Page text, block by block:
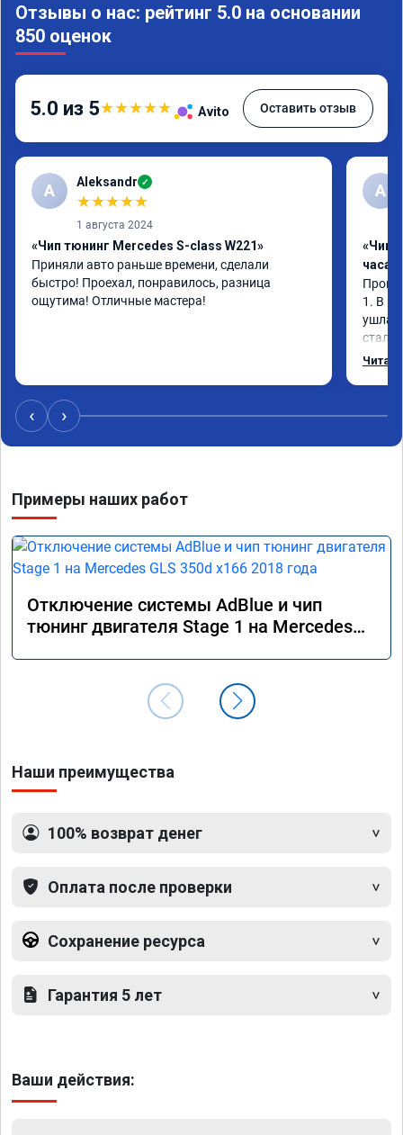
Отзывы о нас: рейтинг 5.0 на основании
850 оценок
5.0 из 5★★★★★ Avito Оставить отзыв
A Aleksandr ✓
★★★★★
1 августа 2024
«Чип тюнинг Mercedes S-class W221»
Приняли авто раньше времени, сделали
быстро! Проехал, понравилось, разница
ощутима! Отличные мастера!
А
«Чип
часа»
1. В
ушла
стало
Одни
‹ ›
Примеры наших работ
Отключение системы AdBlue и чип
тюнинг двигателя Stage 1 на Mercedes
Наши преимущества
100% возврат денег
Оплата после проверки
Сохранение ресурса
Гарантия 5 лет
Ваши действия: